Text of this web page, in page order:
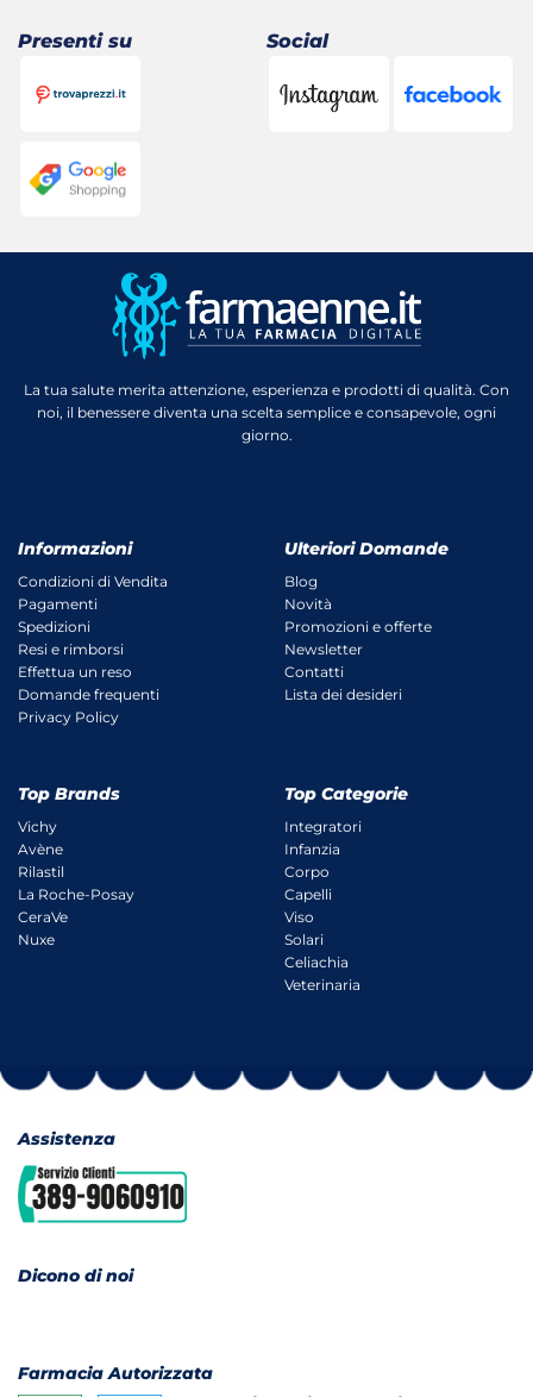
Presenti su Social
La tua salute merita attenzione, esperienza e prodotti di qualità. Con
noi, il benessere diventa una scelta semplice e consapevole, ogni
giorno.
Informazioni
Condizioni di Vendita
Pagamenti
Spedizioni
Resi e rimborsi
Effettua un reso
Domande frequenti
Privacy Policy
Ulteriori Domande
Blog
Novità
Promozioni e offerte
Newsletter
Contatti
Lista dei desideri
Top Brands
Vichy
Avène
Rilastil
La Roche-Posay
CeraVe
Nuxe
Top Categorie
Integratori
Infanzia
Corpo
Capelli
Viso
Solari
Celiachia
Veterinaria
Assistenza
Dicono di noi
Farmacia Autorizzata